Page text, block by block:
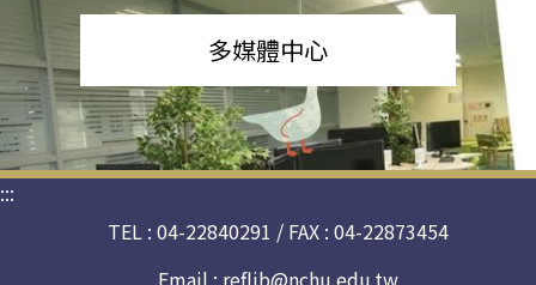
多媒體中心
:::
TEL : 04-22840291 / FAX : 04-22873454